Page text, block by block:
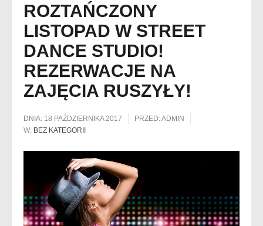
ROZTAŃCZONY
LISTOPAD W STREET
DANCE STUDIO!
REZERWACJE NA
ZAJĘCIA RUSZYŁY!
DNIA: 18 PAŹDZIERNIKA 2017 PRZED:ADMIN
W: BEZ KATEGORII